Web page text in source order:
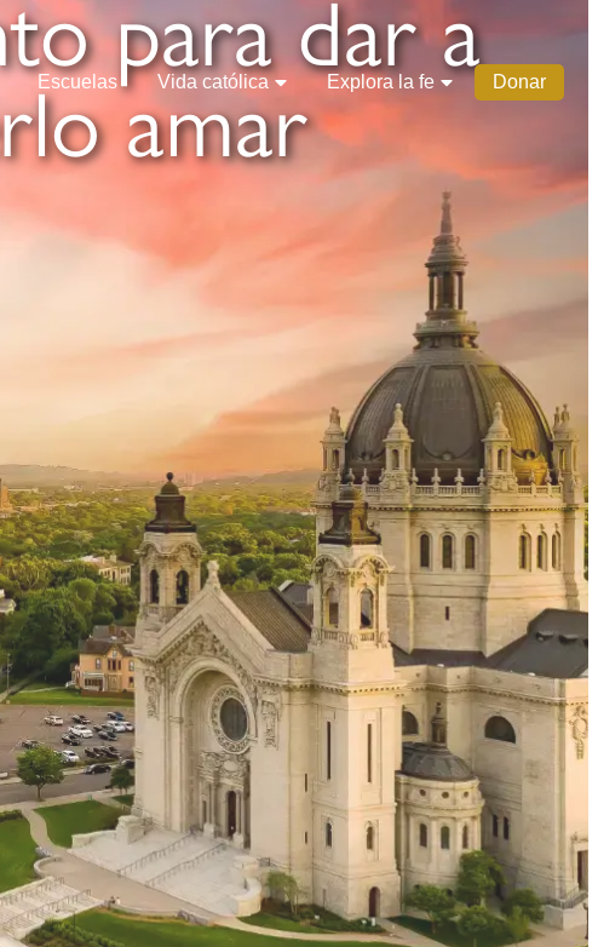
Escuelas Vida católica Explora la fe Donar
para dar a
amar